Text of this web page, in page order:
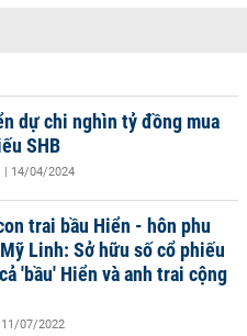
dự chi nghìn tỷ đồng mua
SHB
| 14/04/2024
trai bầu Hiển - hôn phu
Linh: Sở hữu số cổ phiếu
'bầu' Hiển và anh trai cộng
07/2022